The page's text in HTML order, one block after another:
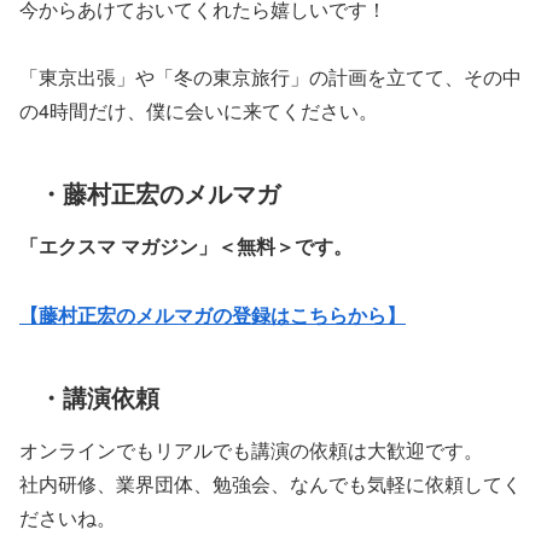
今からあけておいてくれたら嬉しいです！
「東京出張」や「冬の東京旅行」の計画を立てて、その中
の4時間だけ、僕に会いに来てください。
・藤村正宏のメルマガ
「エクスマ マガジン」 ＜無料＞です。
【藤村正宏のメルマガの登録はこちらから】
・講演依頼
オンラインでもリアルでも講演の依頼は大歓迎です。
社内研修、業界団体、勉強会、なんでも気軽に依頼してく
ださいね。